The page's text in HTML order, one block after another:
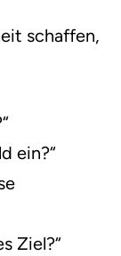
schaffen,
ein?“
Ziel?“